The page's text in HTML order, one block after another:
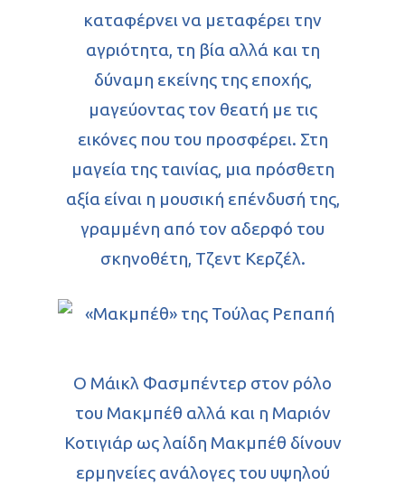
καταφέρνει να μεταφέρει την
αγριότητα, τη βία αλλά και τη
δύναμη εκείνης της εποχής,
μαγεύοντας τον θεατή με τις
εικόνες που του προσφέρει. Στη
μαγεία της ταινίας, μια πρόσθετη
αξία είναι η μουσική επένδυσή της,
γραμμένη από τον αδερφό του
σκηνοθέτη, Τζεντ Κερζέλ.
Ο Μάικλ Φασμπέντερ στον ρόλο
του Μακμπέθ αλλά και η Μαριόν
Κοτιγιάρ ως λαίδη Μακμπέθ δίνουν
ερμηνείες ανάλογες του υψηλού
Βιβλία
Κριτικές
Ποίηση
Παιδικά
Εικαστικά
Θεάματα
Κινηματογράφος
Θέατρο & Τέχνες
Διηγήματα
Συνεντεύξεις
Παρουσιάσεις
Αρχείο
Video
Θέατρο &